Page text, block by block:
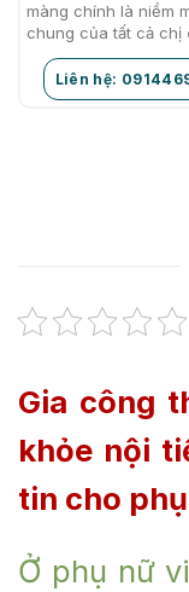
Gia công
khỏe nội
tin cho
Ở phụ nữ
màng chính là niềm
chung của tất cả chị
nữ. Hàn Quốc chính
mẫu lý tưởng…
Liên hệ: